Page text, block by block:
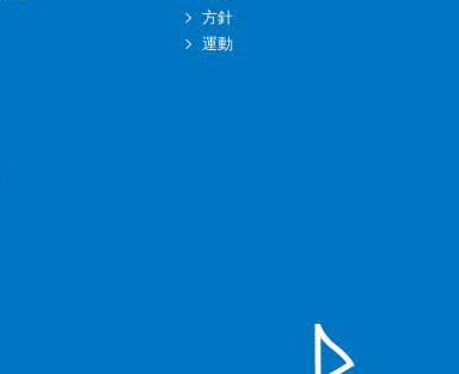
方針
運動